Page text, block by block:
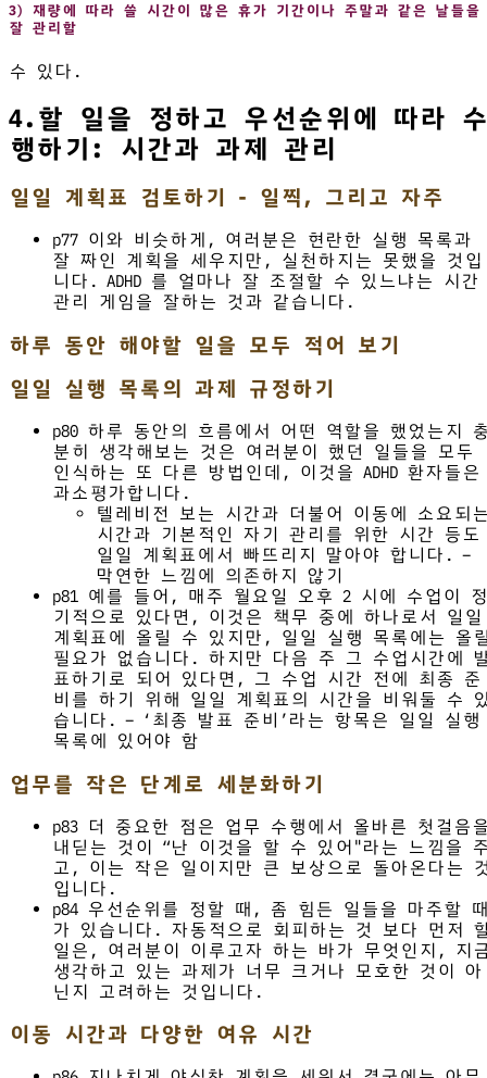
3) 재량에 따라 쓸 시간이 많은 휴가 기간이나 주말과 같은 날들을
잘 관리할
수 있다.
4.할 일을 정하고 우선순위에 따라 수
행하기: 시간과 과제 관리
일일 계획표 검토하기 - 일찍, 그리고 자주
p77 이와 비슷하게, 여러분은 현란한 실행 목록과
잘 짜인 계획을 세우지만, 실천하지는 못했을 것입
니다. ADHD 를 얼마나 잘 조절할 수 있느냐는 시간
관리 게임을 잘하는 것과 같습니다.
하루 동안 해야할 일을 모두 적어 보기
일일 실행 목록의 과제 규정하기
p80 하루 동안의 흐름에서 어떤 역할을 했었는지
분히 생각해보는 것은 여러분이 했던 일들을 모두
인식하는 또 다른 방법인데, 이것을 ADHD 환자들은
과소평가합니다.
텔레비전 보는 시간과 더불어 이동에 소요되
시간과 기본적인 자기 관리를 위한 시간 등도
일일 계획표에서 빠뜨리지 말아야 합니다. –
막연한 느낌에 의존하지 않기
p81 예를 들어, 매주 월요일 오후 2 시에 수업이 정
기적으로 있다면, 이것은 책무 중에 하나로서 일일
계획표에 올릴 수 있지만, 일일 실행 목록에는 올
필요가 없습니다. 하지만 다음 주 그 수업시간에
표하기로 되어 있다면, 그 수업 시간 전에 최종 준
비를 하기 위해 일일 계획표의 시간을 비워둘 수
습니다. – ‘최종 발표 준비’라는 항목은 일일 실행
목록에 있어야 함
업무를 작은 단계로 세분화하기
p83 더 중요한 점은 업무 수행에서 올바른 첫걸음
내딛는 것이 “난 이것을 할 수 있어"라는 느낌을
고, 이는 작은 일이지만 큰 보상으로 돌아온다는
입니다.
p84 우선순위를 정할 때, 좀 힘든 일들을 마주할
가 있습니다. 자동적으로 회피하는 것 보다 먼저
일은, 여러분이 이루고자 하는 바가 무엇인지, 지
생각하고 있는 과제가 너무 크거나 모호한 것이 아
닌지 고려하는 것입니다.
이동 시간과 다양한 여유 시간